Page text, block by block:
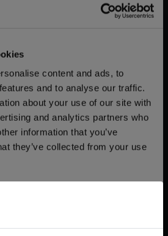
content and ads, to
and to analyse our traffic.
about your use of our site with
and analytics partners who
information that you’ve
they’ve collected from your use
0:00:50 8.80 MB
150円(税込)
パイア サウンド
ンドチーム
パイア サウンド
ンドチーム
150円(税込)
イア サウンド
ンドチーム